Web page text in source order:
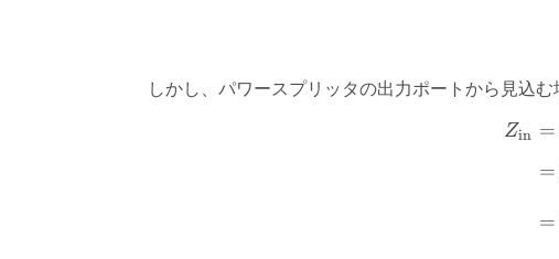
しかし、パワースプリッタの出力ポートから見込
Zin =
=
=